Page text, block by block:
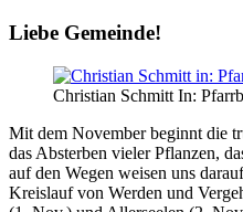
Liebe Gemeinde!
Christian Schmitt In:
Mit dem November beginnt die
das Absterben vieler Pflanzen,
auf den Wegen weisen uns
Kreislauf von Werden und